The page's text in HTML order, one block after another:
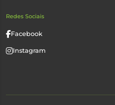
Redes Sociais
Facebook
Instagram